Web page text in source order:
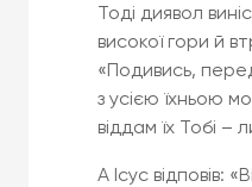
Тоді диявол
високої гори й
«Подивись,
з усією їхньою
віддам їх Тобі –
А Ісус відповів: